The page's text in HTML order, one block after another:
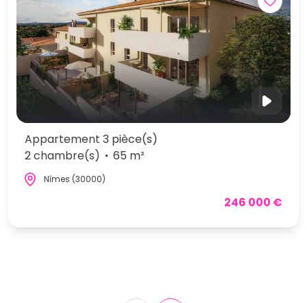
Appartement 3 pièce(s)
2 chambre(s)
65 m²
Nîmes (30000)
246 000 €